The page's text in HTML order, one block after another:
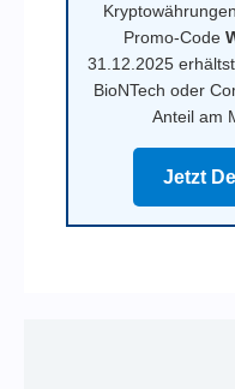
Promo-Code
31.12.2025
BioNTech oder
Anteil am
Jetzt